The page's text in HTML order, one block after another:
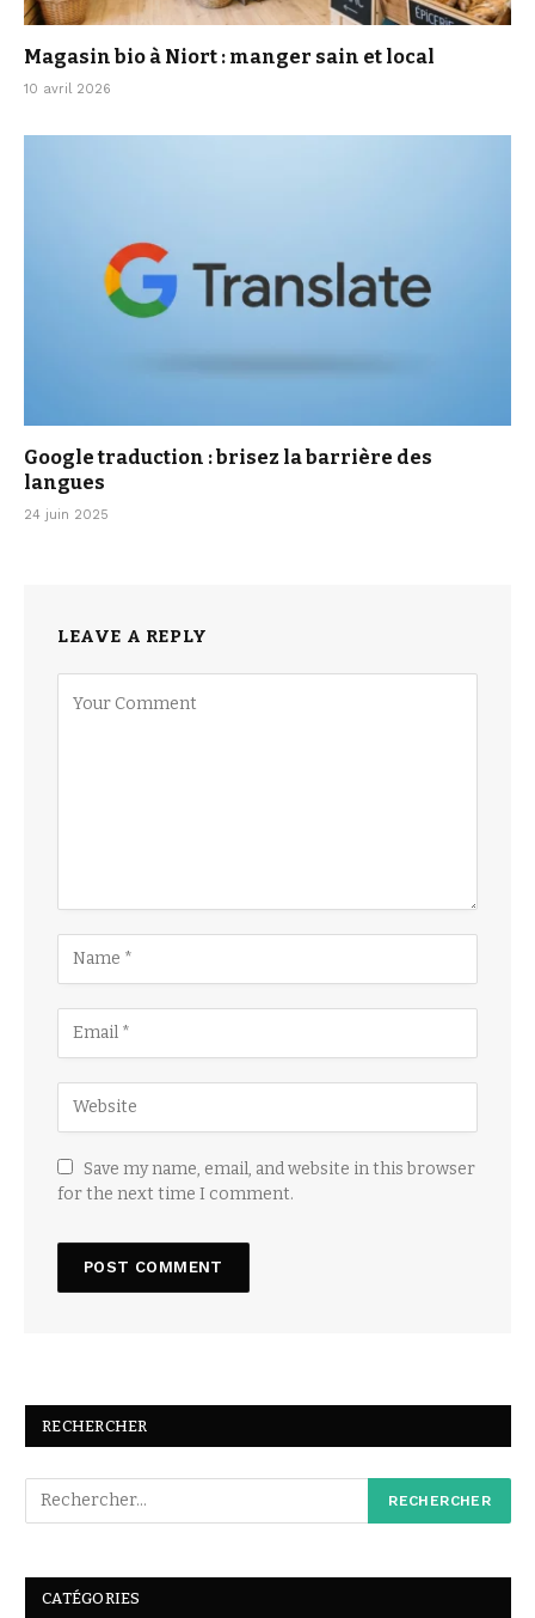
Magasin bio à Niort : manger sain et local
10 avril 2026
Google traduction : brisez la barrière des
langues
24 juin 2025
LEAVE A REPLY
Save my name, email, and website in this browser
for the next time I comment.
RECHERCHER
CATÉGORIES